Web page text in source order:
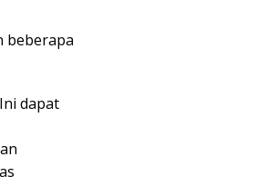
beberapa
dapat